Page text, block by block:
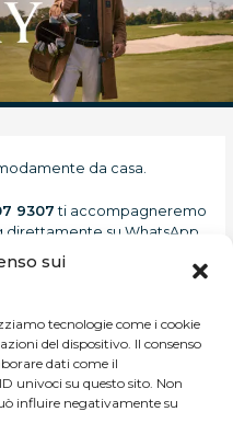
sui
tecnologie come i cookie
del dispositivo. Il consenso
dati come il
univoci su questo sito. Non
influire negativamente su
da casa.
9307ti accompagneremo
su WhatsApp.
le novità della collezione.
sui prodotti che
e pagamento.
EVENTI